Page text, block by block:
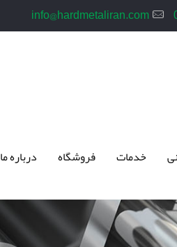
info@hardmetaliran.com
خدمات فروشگاه درباره ما